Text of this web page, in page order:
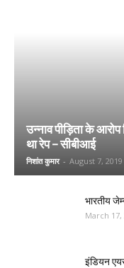
उन्नाव पीड़िता के
था रेप – सीबीआई
निशांत कुमार - August 7, 2019
भारतीय
March 17,
इंडियन